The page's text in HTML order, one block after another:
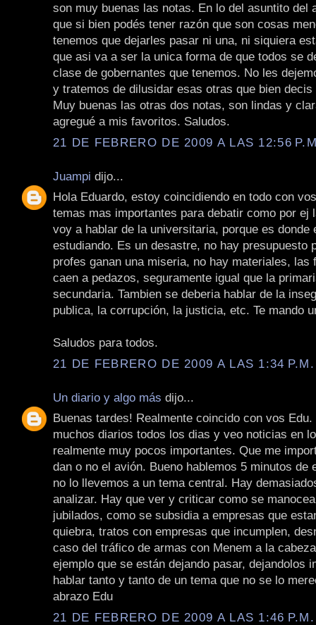
son muy buenas las notas. En lo del asuntito del
que si bien podés tener razón que son cosas
tenemos que dejarles pasar ni una, ni siquiera
que asi va a ser la unica forma de que todos se
clase de gobernantes que tenemos. No les
y tratemos de dilusidar esas otras que bien
Muy buenas las otras dos notas, son lindas y
agregué a mis favoritos. Saludos.
21 DE FEBRERO DE 2009 A LAS 12:56
Juampi dijo...
Hola Eduardo, estoy coincidiendo en todo con
temas mas importantes para debatir como por ej
voy a hablar de la universitaria, porque es donde
estudiando. Es un desastre, no hay presupuesto
profes ganan una miseria, no hay materiales, las
caen a pedazos, seguramente igual que la
secundaria. Tambien se deberia hablar de la
publica, la corrupción, la justicia, etc. Te mando
Saludos para todos.
21 DE FEBRERO DE 2009 A LAS 1:34 P.M.
Un diario y algo más dijo...
Buenas tardes! Realmente coincido con vos
muchos diarios todos los dias y veo noticias en
realmente muy pocos importantes. Que me
dan o no el avión. Bueno hablemos 5 minutos de
no lo llevemos a un tema central. Hay
analizar. Hay que ver y criticar como se
jubilados, como se subsidia a empresas que
quiebra, tratos con empresas que incumplen,
caso del tráfico de armas con Menem a la
ejemplo que se están dejando pasar, dejandolos
hablar tanto y tanto de un tema que no se lo
abrazo Edu
21 DE FEBRERO DE 2009 A LAS 1:46 P.M.